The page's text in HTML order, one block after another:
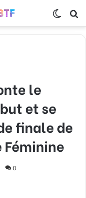
le
et se
finale de
Féminine
0